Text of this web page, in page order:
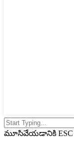
మూసివేయడానికి ESC